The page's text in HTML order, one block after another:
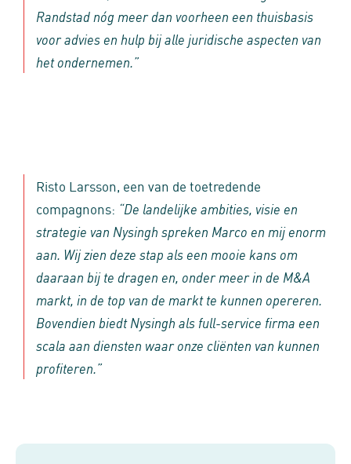
Randstad nóg meer dan voorheen een thuisbasis
voor advies en hulp bij alle juridische aspecten van
het ondernemen.”
Risto Larsson, een van de toetredende
compagnons: “De landelijke ambities, visie en
strategie van Nysingh spreken Marco en mij enorm
aan. Wij zien deze stap als een mooie kans om
daaraan bij te dragen en, onder meer in de M&A
markt, in de top van de markt te kunnen opereren.
Bovendien biedt Nysingh als full-service firma een
scala aan diensten waar onze cliënten van kunnen
profiteren.”